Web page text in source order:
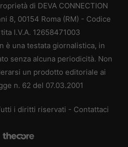
di DEVA CONNECTION
8, 00154 Roma (RM) - Codice
I.V.A. 12658471003
è una testata giornalistica, in
senza alcuna periodicità. Non
un prodotto editoriale ai
n. 62 del 07.03.2001
i diritti riservati - Contattaci